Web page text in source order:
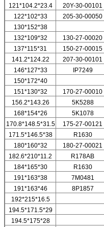
121*104.2*23.4 20Y-30-00101
122*102*33
205-30-00050
130*152*38
132*109*32
130-27-00020
137*115*31
150-27-00015
141.2*124.22
207-30-00101
146*127*33
IP7249
150*172*40
151*130*32
170-27-00010
156.2*143.26
5K5288
168*154*26
5K1078
170.8*148.5*31.5
175-27-00121
171.5*146.5*38
R1630
180*160*32
180-27-00021
182.6*210*11.2
R178AB
184*165*30
R1630
191*163*38
7M0481
191*163*46
8P1857
192*215*16.5
194.5*171.5*29
194.5*175*28